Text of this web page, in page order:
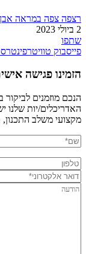
רצפה צפה במראה
2 ביולי 2023
שתפו
פייסבוק טוויטר
הזמינו פגישה
הנכם מוזמנים
האדריכלים/יות שלנו
מקצועי משלב